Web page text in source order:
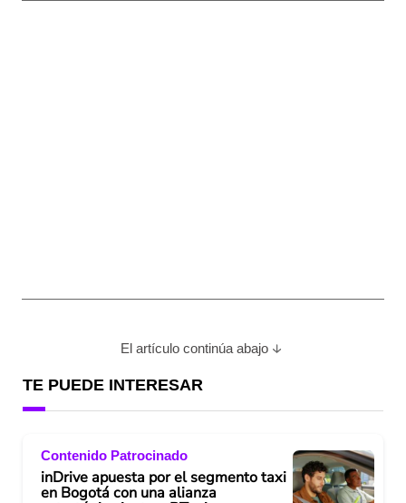
El artículo continúa abajo
TE PUEDE INTERESAR
Contenido Patrocinado
inDrive apuesta por el segmento taxi
en Bogotá con una alianza